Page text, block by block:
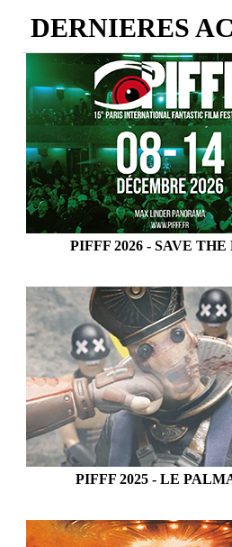
DERNIERES
PIFFF 2026 - SAVE THE
PIFFF 2025 - LE